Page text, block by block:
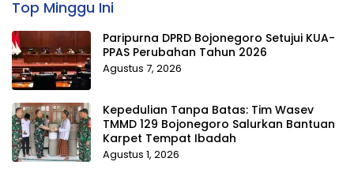
Top Minggu Ini
Paripurna DPRD Bojonegoro Setujui KUA-
PPAS Perubahan Tahun 2026
Agustus 7, 2026
Kepedulian Tanpa Batas: Tim Wasev
TMMD 129 Bojonegoro Salurkan Bantuan
Karpet Tempat Ibadah
Agustus 1, 2026